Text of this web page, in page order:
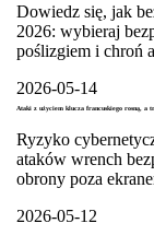
Dowiedz się, jak
2026: wybieraj
poślizgiem i chroń
2026-05-14
Ataki z użyciem klucza francuskiego rosną, a
Ryzyko
ataków wrench
obrony poza
2026-05-12